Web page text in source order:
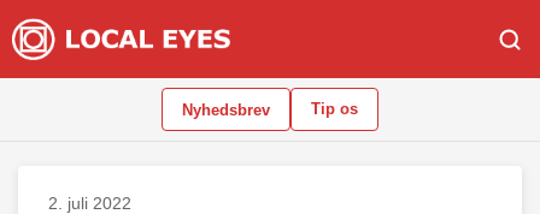
Nyhedsbrev Tip os
2. juli 2022